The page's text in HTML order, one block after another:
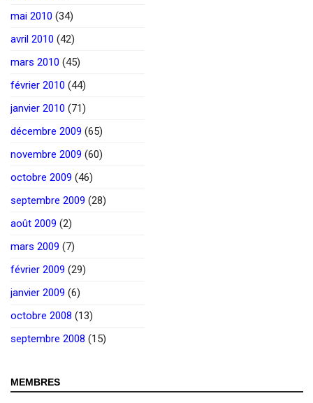
mai 2010 (34)
avril 2010 (42)
mars 2010 (45)
février 2010 (44)
janvier 2010 (71)
décembre 2009 (65)
novembre 2009 (60)
octobre 2009 (46)
septembre 2009 (28)
août 2009 (2)
mars 2009 (7)
février 2009 (29)
janvier 2009 (6)
octobre 2008 (13)
septembre 2008 (15)
MEMBRES